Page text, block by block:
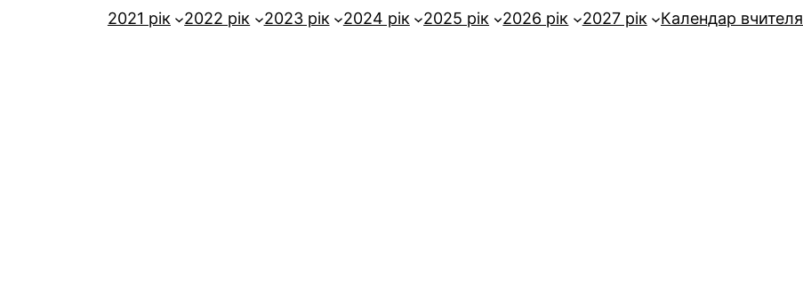
2021 рік 2022 рік 2023 рік 2024 рік 2025 рік 2026 рік 2027 рік Календар вчителя